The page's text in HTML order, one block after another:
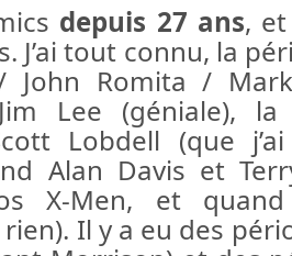
depuis 27 ans,
J’ai tout connu, la
John Romita /
Lee (géniale), la
Lobdell (que
Alan Davis et
X-Men, et
Il y a eu des